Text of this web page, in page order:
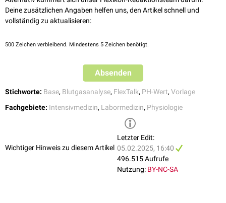
2
Ein Überschuss an Basen, der mit einer Säure ausgeglichen werden
muss, wird alspositiverBase Excess bezeichnet. Umgekehrt wird ein
und ist mit einem "-" (minus) gekennzeichnet.
Deine zusätzlichen Angaben helfen uns, den Artikel schnell und
vollständig zu aktualisieren:
500 Zeichen verbleibend. Mindestens 5 Zeichen benötigt.
Absenden
Stichworte: Base, Blutgasanalyse, FlexTalk, PH-Wert, Vorlage
Fachgebiete: Intensivmedizin, Labormedizin, Physiologie
Wichtiger Hinweis zu diesem Artikel
Letzter Edit:
05.02.2025, 16:40
496.515 Aufrufe
Nutzung: BY-NC-SA